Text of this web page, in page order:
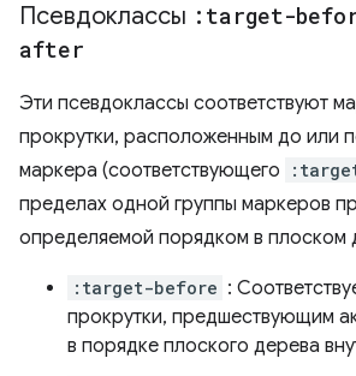
Псевдоклассы :target-
after
Эти псевдоклассы соответствуют
прокрутки, расположенным до или
маркера (соответствующего
пределах одной группы маркеров
определяемой порядком в плоском
:target-before :
прокрутки, предшествующим
в порядке плоского дерева